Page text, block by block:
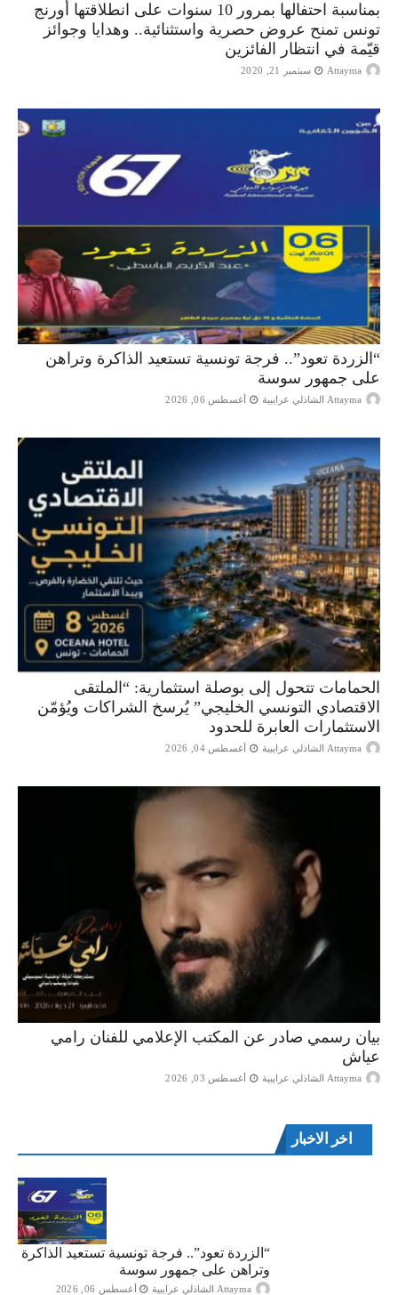
بمناسبة احتفالها بمرور 10 سنوات على انطلاقتها أورنج
تونس تمنح عروض حصرية واستثنائية.. وهدايا وجوائز
قيّمة في انتظار الفائزين
Attayma سبتمبر 21, 2020
“الزردة تعود”.. فرجة تونسية تستعيد الذاكرة وتراهن
على جمهور سوسة
Attayma الشاذلي عرايبية أغسطس 06, 2026
الحمامات تتحول إلى بوصلة استثمارية: “الملتقى
الاقتصادي التونسي الخليجي” يُرسخ الشراكات ويُؤمّن
الاستثمارات العابرة للحدود
Attayma الشاذلي عرايبية أغسطس 04, 2026
بيان رسمي صادر عن المكتب الإعلامي للفنان رامي
عياش
Attayma الشاذلي عرايبية أغسطس 03, 2026
اخر الاخبار
“الزردة تعود”.. فرجة تونسية تستعيد الذاكرة
وتراهن على جمهور سوسة
Attayma الشاذلي عرايبية أغسطس 06, 2026